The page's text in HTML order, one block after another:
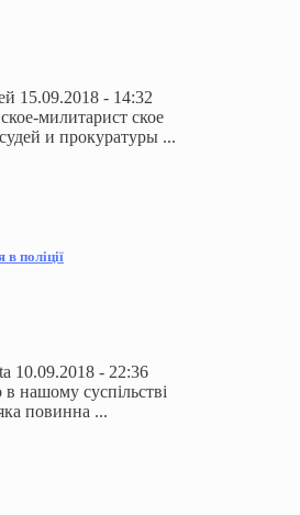
15.09.2018 - 14:32
милитарист ское
и прокуратуры ...
в поліції
10.09.2018 - 22:36
нашому суспільстві
повинна ...